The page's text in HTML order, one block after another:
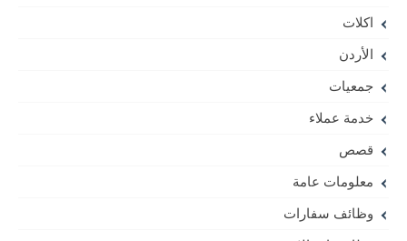
اكلات
الأردن
جمعيات
خدمة عملاء
قصص
معلومات عامة
وظائف سفارات